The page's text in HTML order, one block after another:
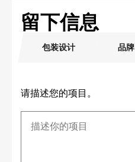
留下信息
包装设计 品牌
请描述您的项目。